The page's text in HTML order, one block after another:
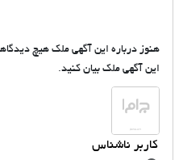
هنوز درباره این آگهی ملک هیچ
این آگهی ملک بیان کنید.